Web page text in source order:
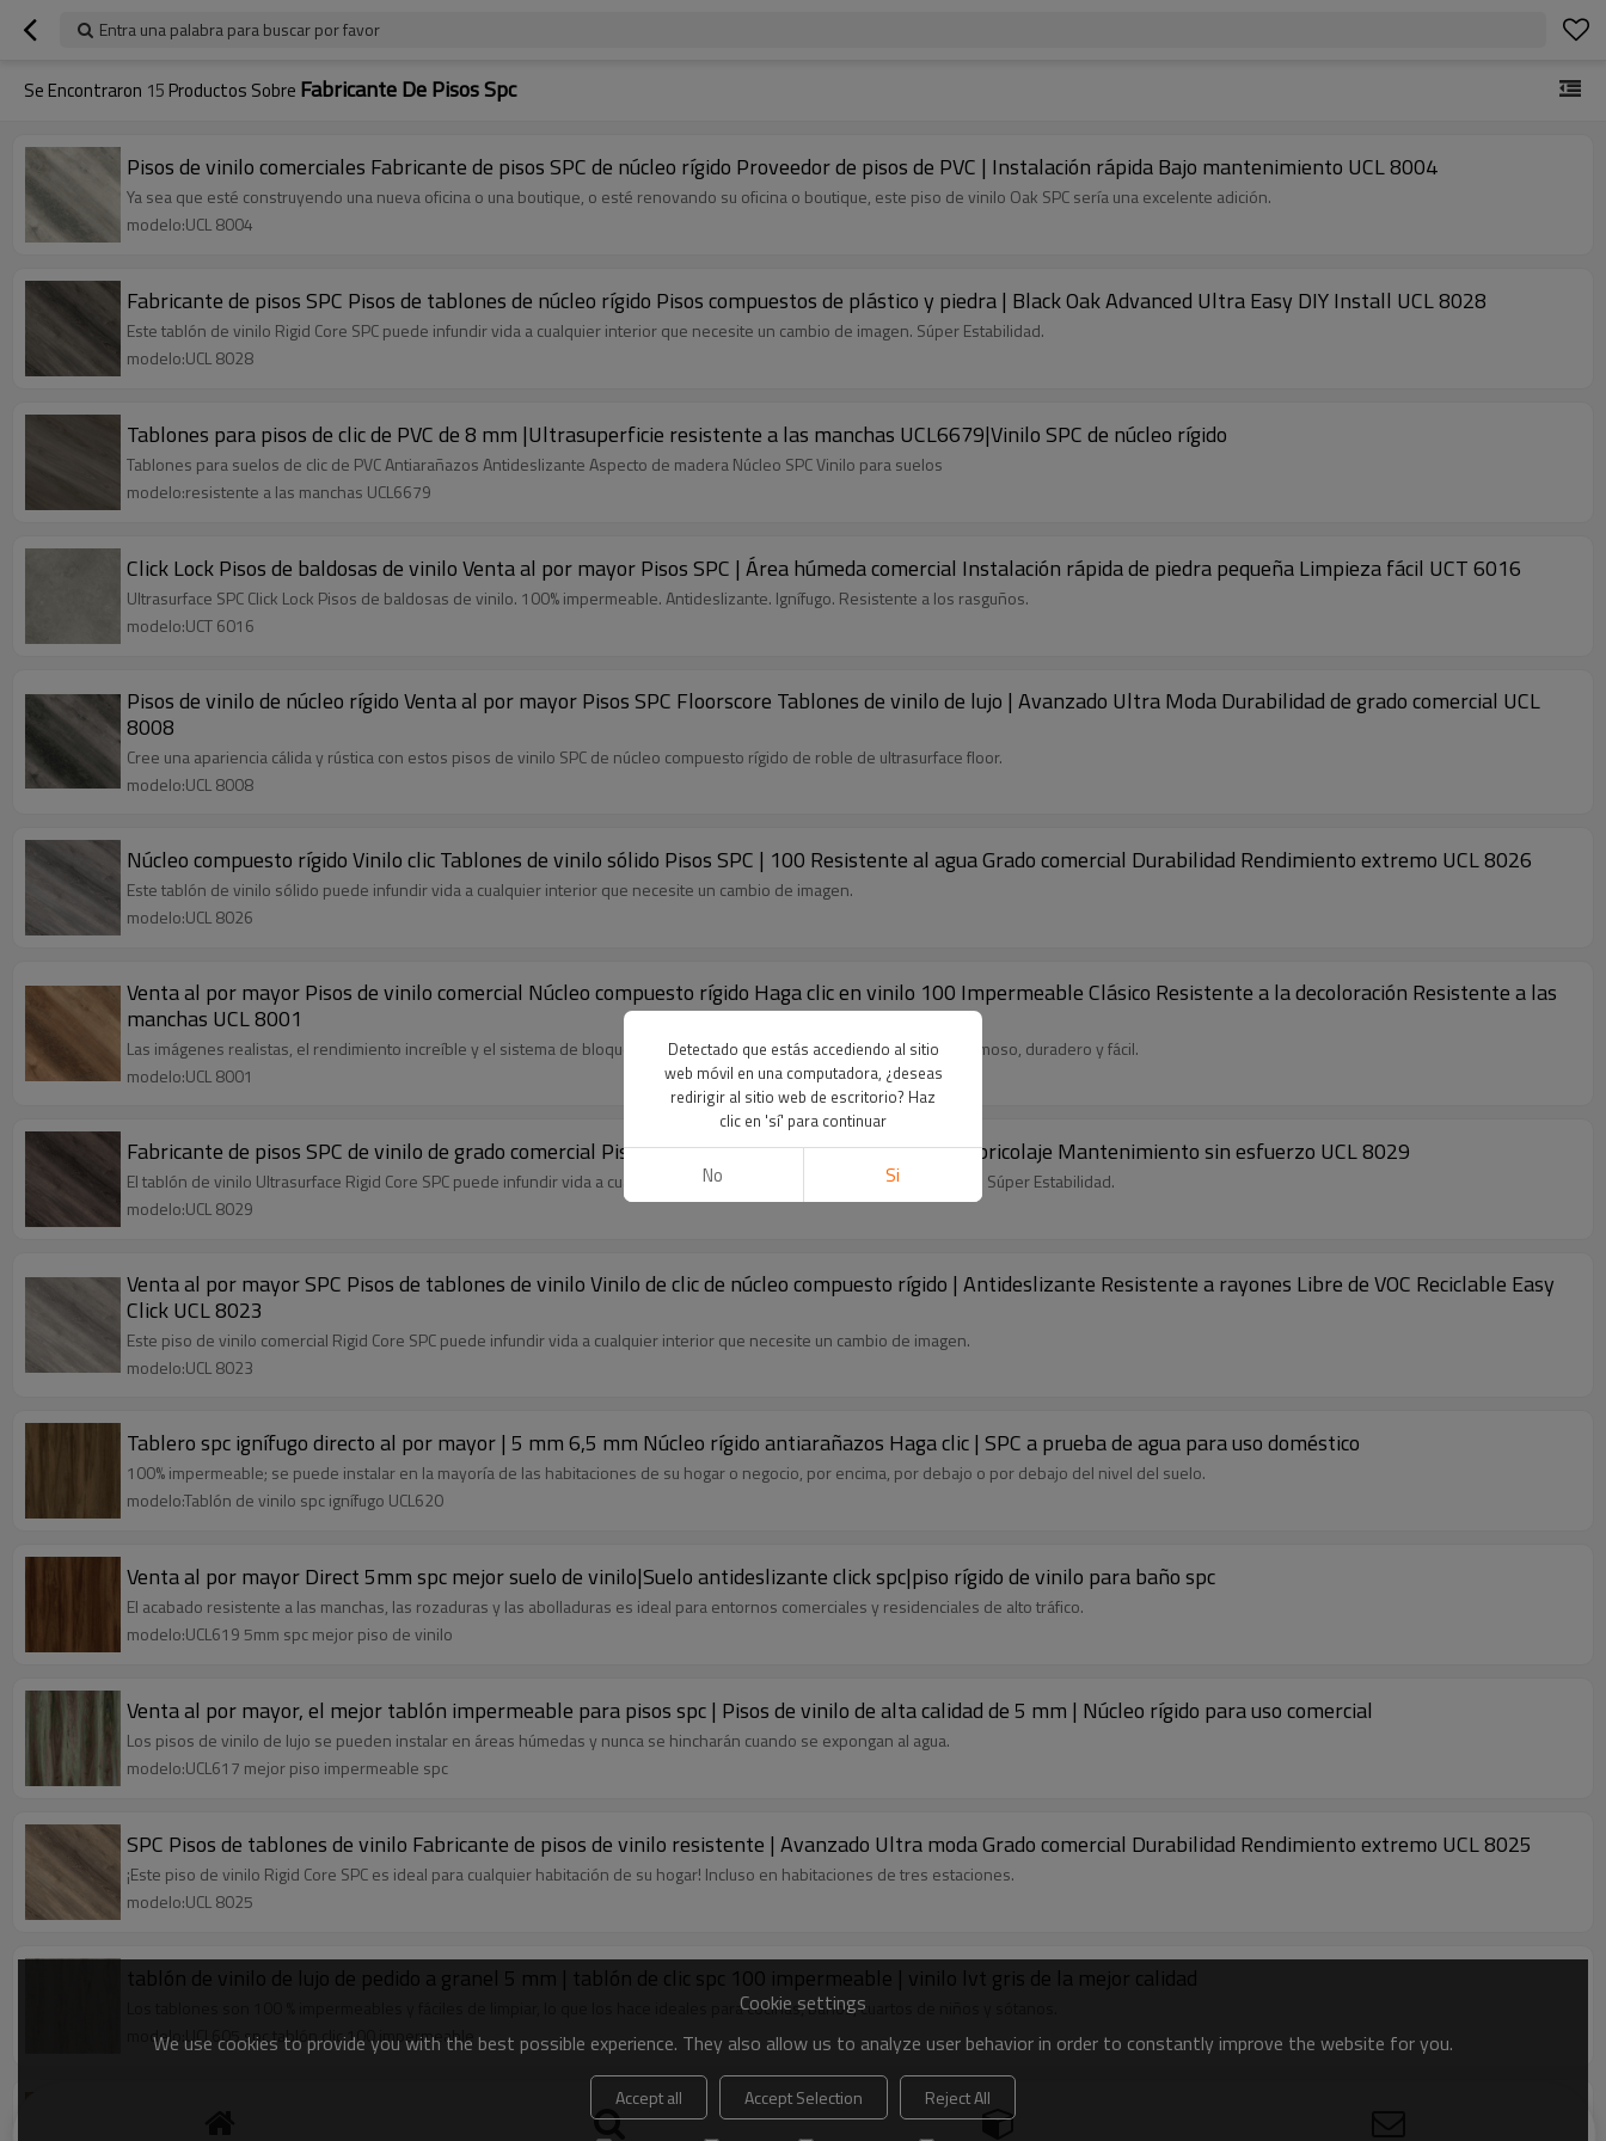
Entra una palabra para buscar por favor
Se Encontraron 15 Productos Sobre Fabricante De Pisos Spc
Pisos de vinilo comerciales Fabricante de pisos SPC de núcleo rígido Proveedor de pisos de PVC | Instalación rápida Bajo mantenimiento UCL 8004
Ya sea que esté construyendo una nueva oficina o una boutique, o esté renovando su oficina o boutique, este piso de vinilo Oak SPC sería una excelente adición.
modelo:UCL 8004
Fabricante de pisos SPC Pisos de tablones de núcleo rígido Pisos compuestos de plástico y piedra | Black Oak Advanced Ultra Easy DIY Install UCL 8028
Este tablón de vinilo Rigid Core SPC puede infundir vida a cualquier interior que necesite un cambio de imagen. Súper Estabilidad.
modelo:UCL 8028
Tablones para pisos de clic de PVC de 8 mm |Ultrasuperficie resistente a las manchas UCL6679|Vinilo SPC de núcleo rígido
Tablones para suelos de clic de PVC Antiarañazos Antideslizante Aspecto de madera Núcleo SPC Vinilo para suelos
modelo:resistente a las manchas UCL6679
Click Lock Pisos de baldosas de vinilo Venta al por mayor Pisos SPC | Área húmeda comercial Instalación rápida de piedra pequeña Limpieza fácil UCT 6016
Ultrasurface SPC Click Lock Pisos de baldosas de vinilo. 100% impermeable. Antideslizante. Ignífugo. Resistente a los rasguños.
modelo:UCT 6016
Pisos de vinilo de núcleo rígido Venta al por mayor Pisos SPC Floorscore Tablones de vinilo de lujo | Avanzado Ultra Moda Durabilidad de grado comercial UCL
8008
Cree una apariencia cálida y rústica con estos pisos de vinilo SPC de núcleo compuesto rígido de roble de ultrasurface floor.
modelo:UCL 8008
Núcleo compuesto rígido Vinilo clic Tablones de vinilo sólido Pisos SPC | 100 Resistente al agua Grado comercial Durabilidad Rendimiento extremo UCL 8026
Este tablón de vinilo sólido puede infundir vida a cualquier interior que necesite un cambio de imagen.
modelo:UCL 8026
Venta al por mayor Pisos de vinilo comercial Núcleo compuesto rígido Haga clic en vinilo 100 Impermeable Clásico Resistente a la decoloración Resistente a las
manchas UCL 8001
Las imágenes realistas, el rendimiento increíble y el sistema de bloqueo hacen que el piso spc de núcleo rígido sea hermoso, duradero y fácil.
modelo:UCL 8001
Fabricante de pisos SPC de vinilo de grado comercial Pisos de vinilo negro | Fácil instalación de bricolaje Mantenimiento sin esfuerzo UCL 8029
El tablón de vinilo Ultrasurface Rigid Core SPC puede infundir vida a cualquier interior que necesite un cambio de imagen. Súper Estabilidad.
modelo:UCL 8029
Venta al por mayor SPC Pisos de tablones de vinilo Vinilo de clic de núcleo compuesto rígido | Antideslizante Resistente a rayones Libre de VOC Reciclable Easy
Click UCL 8023
Este piso de vinilo comercial Rigid Core SPC puede infundir vida a cualquier interior que necesite un cambio de imagen.
modelo:UCL 8023
Tablero spc ignífugo directo al por mayor | 5 mm 6,5 mm Núcleo rígido antiarañazos Haga clic | SPC a prueba de agua para uso doméstico
100% impermeable; se puede instalar en la mayoría de las habitaciones de su hogar o negocio, por encima, por debajo o por debajo del nivel del suelo.
modelo:Tablón de vinilo spc ignífugo UCL620
Venta al por mayor Direct 5mm spc mejor suelo de vinilo|Suelo antideslizante click spc|piso rígido de vinilo para baño spc
El acabado resistente a las manchas, las rozaduras y las abolladuras es ideal para entornos comerciales y residenciales de alto tráfico.
modelo:UCL619 5mm spc mejor piso de vinilo
Venta al por mayor, el mejor tablón impermeable para pisos spc | Pisos de vinilo de alta calidad de 5 mm | Núcleo rígido para uso comercial
Los pisos de vinilo de lujo se pueden instalar en áreas húmedas y nunca se hincharán cuando se expongan al agua.
modelo:UCL617 mejor piso impermeable spc
SPC Pisos de tablones de vinilo Fabricante de pisos de vinilo resistente | Avanzado Ultra moda Grado comercial Durabilidad Rendimiento extremo UCL 8025
¡Este piso de vinilo Rigid Core SPC es ideal para cualquier habitación de su hogar! Incluso en habitaciones de tres estaciones.
modelo:UCL 8025
tablón de vinilo de lujo de pedido a granel 5 mm | tablón de clic spc 100 impermeable | vinilo lvt gris de la mejor calidad
Los tablones son 100 % impermeables y fáciles de limpiar, lo que los hace ideales para cocinas, baños, cuartos de niños y sótanos.
modelo:UCL605 spc tablón clic 100 impermeable
Proveedor de pisos spc de núcleo rígido de 8 mm más vendido | tablón de vinilo spc impermeable de roble marrón | pisos de vinilo de cocina spc
Cookie settings
We use cookies to provide you with the best possible experience. They also allow us to analyze user behavior in order to constantly improve the website for you.
Accept all Accept Selection
Reject All
Detectado que estás accediendo al sitio
web móvil en una computadora, ¿deseas
redirigir al sitio web de escritorio? Haz
clic en 'sí' para continuar
No Si